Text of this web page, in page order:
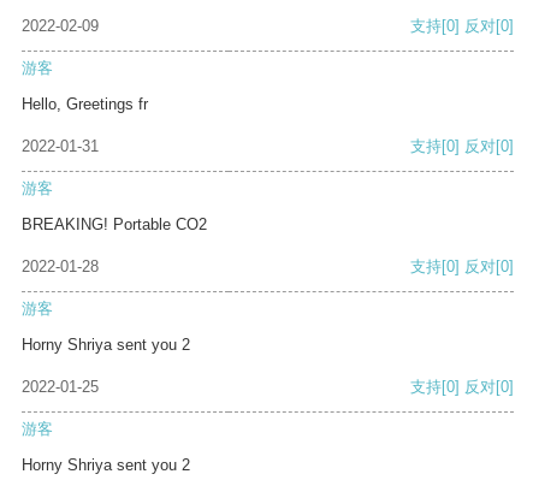
2022-02-09 支持[0] 反对[0]
游客
Hello, Greetings fr
2022-01-31 支持[0] 反对[0]
游客
BREAKING! Portable CO2
2022-01-28 支持[0] 反对[0]
游客
Horny Shriya sent you 2
2022-01-25 支持[0] 反对[0]
游客
Horny Shriya sent you 2